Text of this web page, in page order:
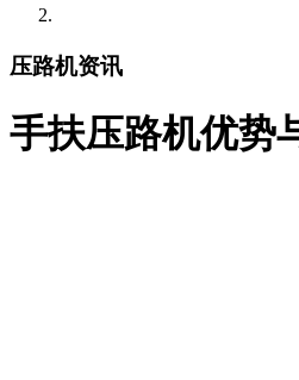
压路机资讯
手扶压路机优势